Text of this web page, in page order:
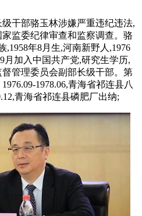
干部骆玉林涉嫌严重违纪违法,
监委纪律审查和监察调查。骆
,1958年8月生,河南新野人,1976
月加入中国共产党,研究生学历,
管理委员会副部长级干部。第
1978.06,青海省祁连县八
青海省祁连县磷肥厂出纳;